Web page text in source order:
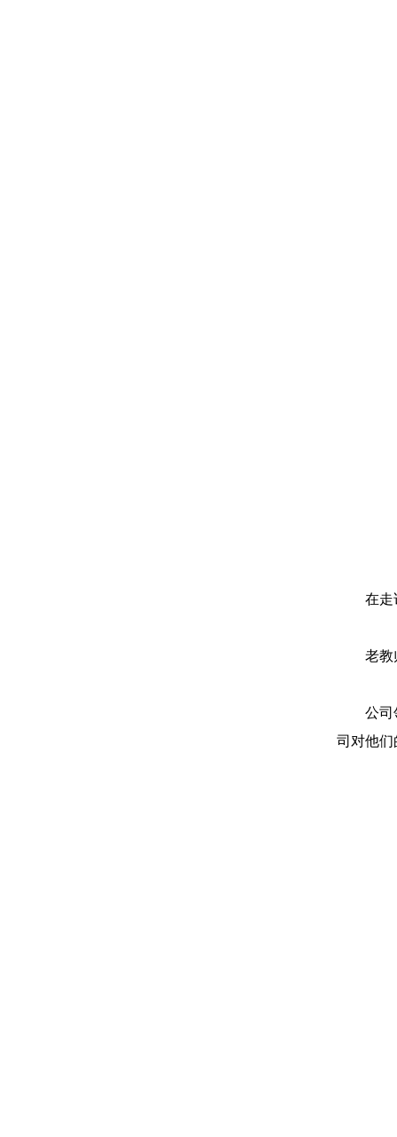
在走
老教
公司
司对他们